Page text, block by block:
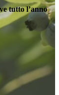
tutto l’anno